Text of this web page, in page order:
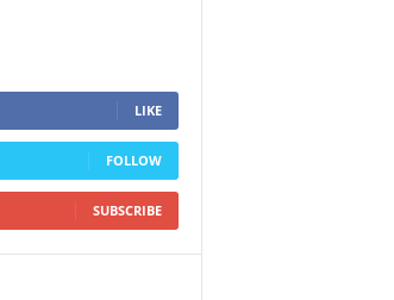
LIKE
FOLLOW
SUBSCRIBE